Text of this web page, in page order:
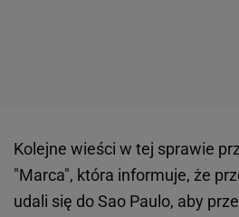
Kolejne wieści w tej sprawie
"Marca", która informuje, że
udali się do Sao Paulo, aby